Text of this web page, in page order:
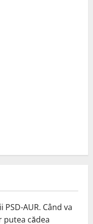
AUR. Când va
putea cădea